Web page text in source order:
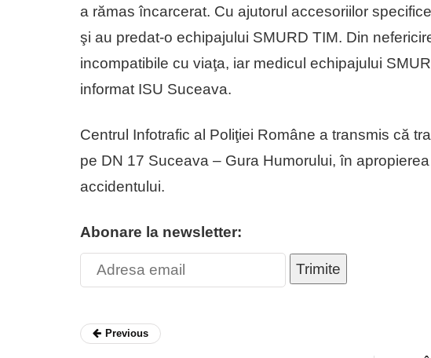
a rămas încarcerat. Cu ajutorul accesoriilor
şi au predat-o echipajului SMURD TIM. Din
incompatibile cu viaţa, iar medicul echipajului
informat ISU Suceava.
Centrul Infotrafic al Poliţiei Române a transmis că
pe DN 17 Suceava – Gura Humorului, în
accidentului.
Abonare la newsletter:
Trimite
Previous